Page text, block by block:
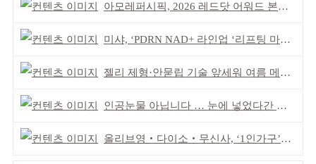
아모레퍼시픽, 2026 레드닷 어워드 본상 2개 수상
미샤, ‘PDRN NAD+ 라인업 ‘리프팅 마스크’ 출시
젤리 제형·안묻립 기술 앞세워 여름 메이크업 시장 공략
인공눈물 아닙니다 … 눈에 넣었다간 각막 손상
올리브영‧다이소‧무신사, ‘1인가구’가 이끈다